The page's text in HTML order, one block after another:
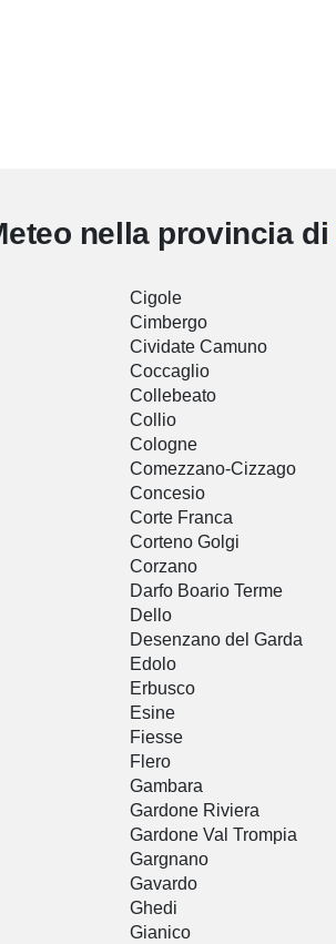
nella provincia di
Cigole
Cimbergo
Cividate Camuno
Coccaglio
Collebeato
Collio
Cologne
Comezzano-Cizzago
Concesio
Corte Franca
Corteno Golgi
Corzano
Darfo Boario Terme
Dello
Desenzano del Garda
Edolo
Erbusco
Esine
Fiesse
Flero
Gambara
Gardone Riviera
Gardone Val Trompia
Gargnano
Gavardo
Ghedi
Gianico